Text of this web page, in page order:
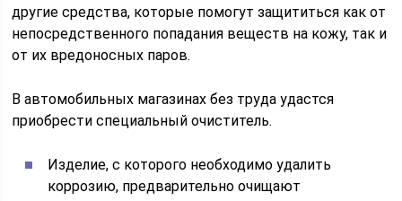
другие средства, которые помогут защититься как от
непосредственного попадания веществ на кожу, так и
от их вредоносных паров.
В автомобильных магазинах без труда удастся
приобрести специальный очиститель.
Изделие, с которого необходимо удалить
коррозию, предварительно очищают